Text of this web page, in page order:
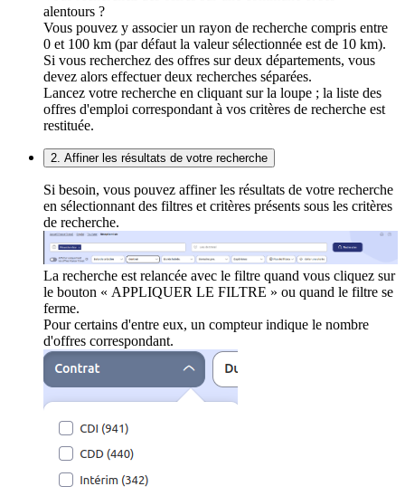
alentours ?
Vous pouvez y associer un rayon de recherche compris entre
0 et 100 km (par défaut la valeur sélectionnée est de 10 km).
Si vous recherchez des offres sur deux départements, vous
devez alors effectuer deux recherches séparées.
Lancez votre recherche en cliquant sur la loupe ; la liste des
offres d'emploi correspondant à vos critères de recherche est
restituée.
2. Affiner les résultats de votre recherche
Si besoin, vous pouvez affiner les résultats de votre recherche
en sélectionnant des filtres et critères présents sous les critères
de recherche.
La recherche est relancée avec le filtre quand vous cliquez sur
le bouton « APPLIQUER LE FILTRE » ou quand le filtre se
ferme.
Pour certains d'entre eux, un compteur indique le nombre
d'offres correspondant.